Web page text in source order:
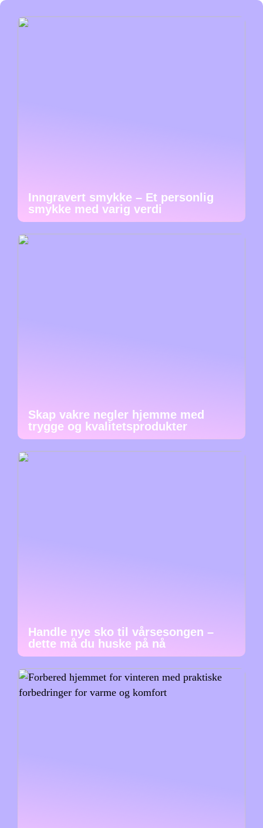
Inngravert smykke – Et personlig
smykke med varig verdi
Skap vakre negler hjemme med
trygge og kvalitetsprodukter
Handle nye sko til vårsesongen –
dette må du huske på nå